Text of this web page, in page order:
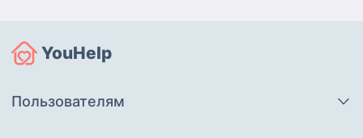
YouHelp
Пользователям